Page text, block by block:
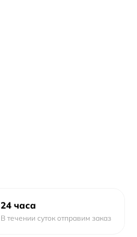
24 часа
В течении суток отправим заказ